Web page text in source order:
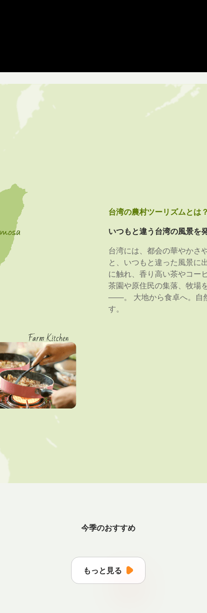
台湾の農村ツーリズムとは？
いつもと違う台湾の風景を
台湾には、都会の華やかさ
と、いつもと違った風景に
に触れ、香り高い茶やコー
茶園や原住民の集落、牧場
――。 大地から食卓へ。自
す。
今季のおすすめ
もっと見る